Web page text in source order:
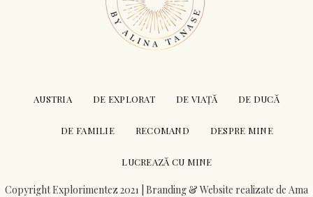
AUSTRIA DE EXPLORAT DE VIAȚĂ DE DUCĂ
DE FAMILIE RECOMAND DESPRE MINE
LUCREAZĂ CU MINE
Copyright Explorimentez 2021 | Branding & Website realizate de Ama